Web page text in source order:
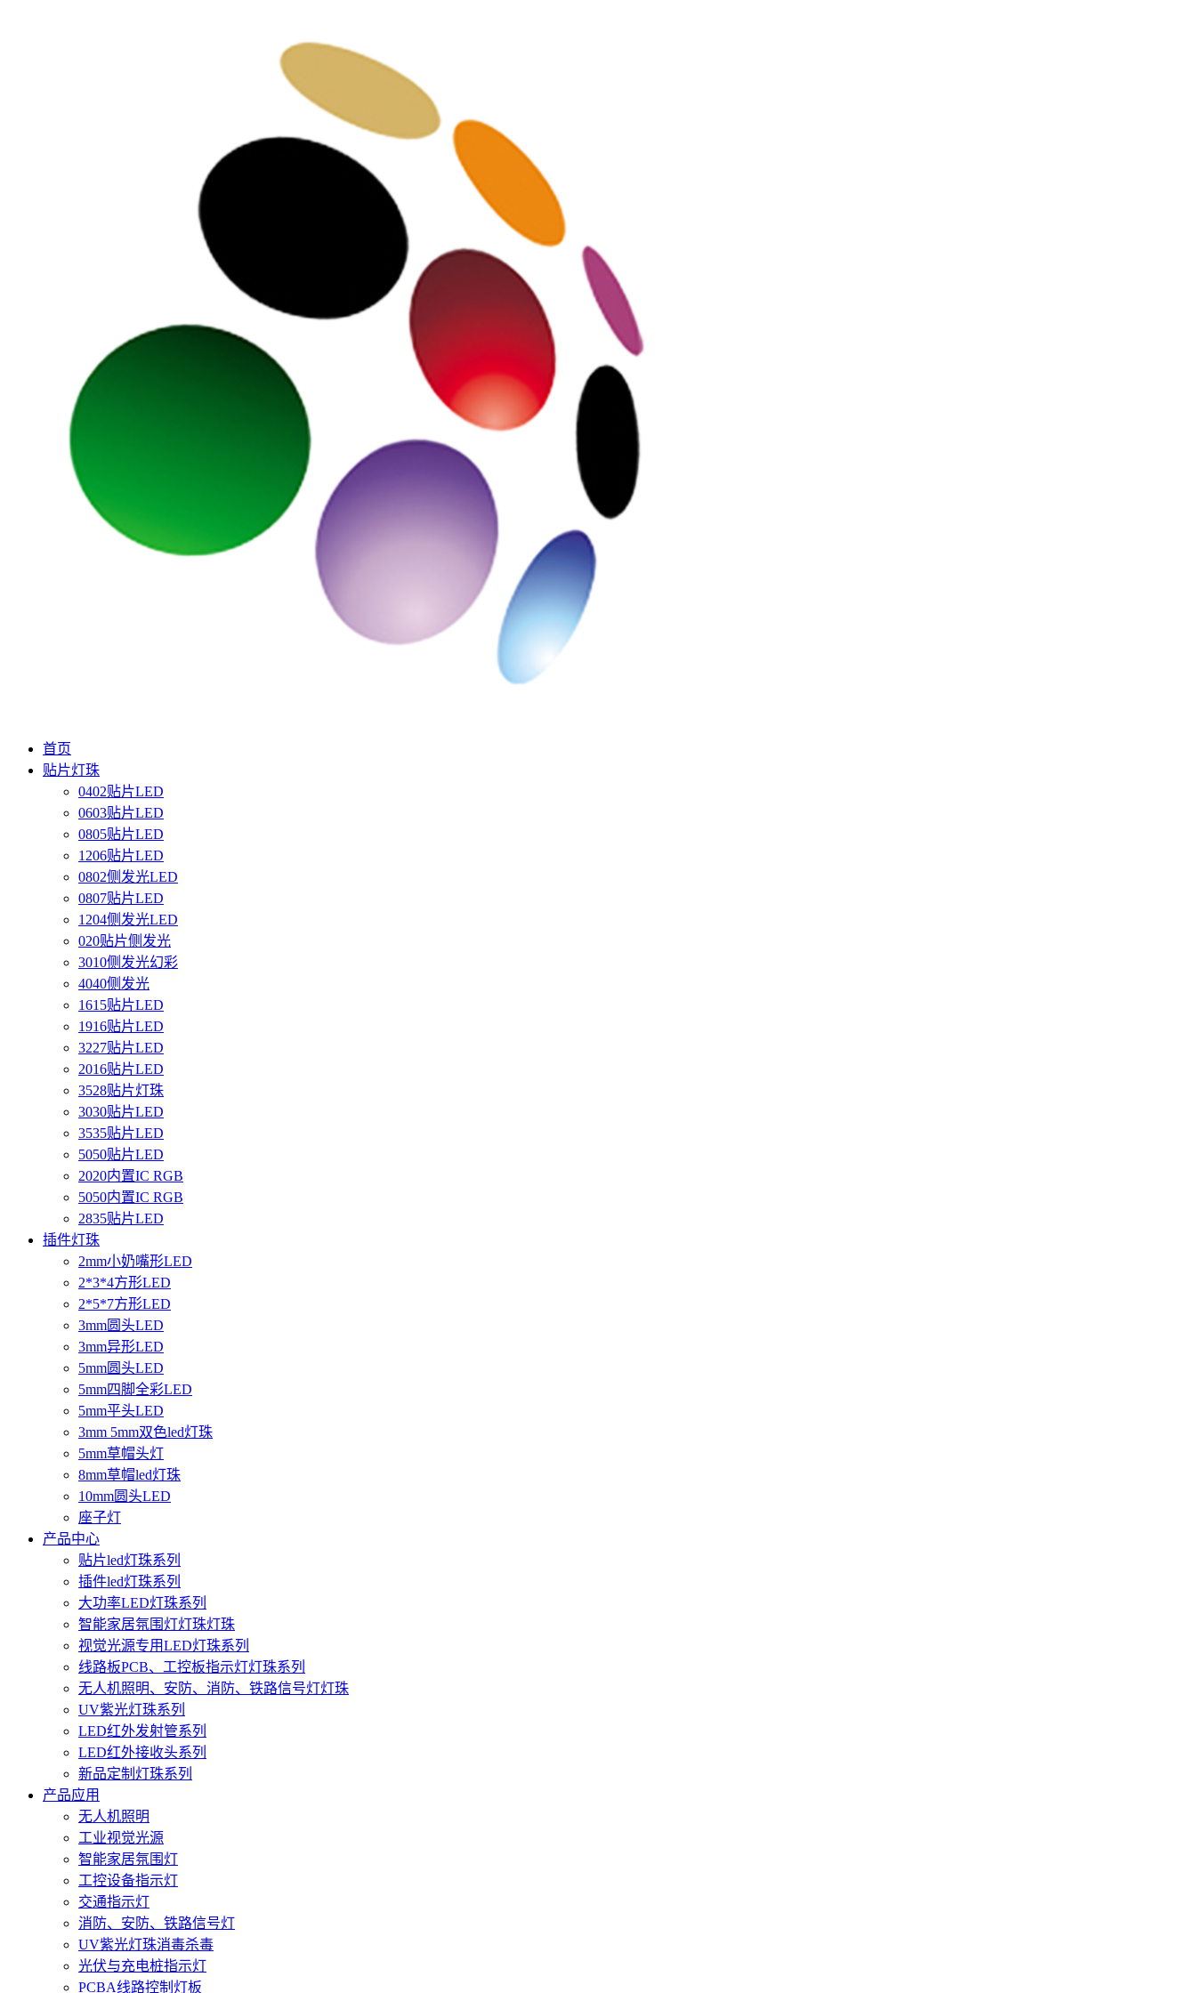
首页
贴片灯珠
0402贴片LED
0603贴片LED
0805贴片LED
1206贴片LED
0802侧发光LED
0807贴片LED
1204侧发光LED
020贴片侧发光
3010侧发光幻彩
4040侧发光
1615贴片LED
1916贴片LED
3227贴片LED
2016贴片LED
3528贴片灯珠
3030贴片LED
3535贴片LED
5050贴片LED
2020内置IC RGB
5050内置IC RGB
2835贴片LED
插件灯珠
2mm小奶嘴形LED
2*3*4方形LED
2*5*7方形LED
3mm圆头LED
3mm异形LED
5mm圆头LED
5mm四脚全彩LED
5mm平头LED
3mm 5mm双色led灯珠
5mm草帽头灯
8mm草帽led灯珠
10mm圆头LED
座子灯
产品中心
贴片led灯珠系列
插件led灯珠系列
大功率LED灯珠系列
智能家居氛围灯灯珠灯珠
视觉光源专用LED灯珠系列
线路板PCB、工控板指示灯灯珠系列
无人机照明、安防、消防、铁路信号灯灯珠
UV紫光灯珠系列
LED红外发射管系列
LED红外接收头系列
新品定制灯珠系列
产品应用
无人机照明
工业视觉光源
智能家居氛围灯
工控设备指示灯
交通指示灯
消防、安防、铁路信号灯
UV紫光灯珠消毒杀毒
光伏与充电桩指示灯
PCBA线路控制灯板